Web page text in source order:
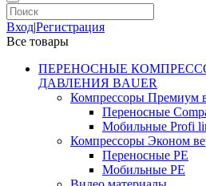
Вход|Регистрация
Все товары
ПЕРЕНОСНЫЕ
ДАВЛЕНИЯ BAUER
Компрессоры Премиум
Переносные
Мобильные Profi
Компрессоры Эконом
Переносные PE
Мобильные PE